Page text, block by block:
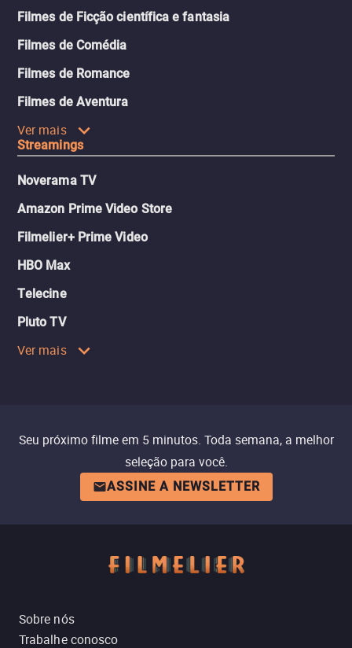
Filmes de Ficção científica e fantasia
Filmes de Comédia
Filmes de Romance
Filmes de Aventura
Ver mais
Streamings
Noverama TV
Amazon Prime Video Store
Filmelier+ Prime Video
HBO Max
Telecine
Pluto TV
Ver mais
Seu próximo filme em 5 minutos. Toda semana, a melhor
seleção para você.
ASSINE A NEWSLETTER
Sobre nós
Trabalhe conosco